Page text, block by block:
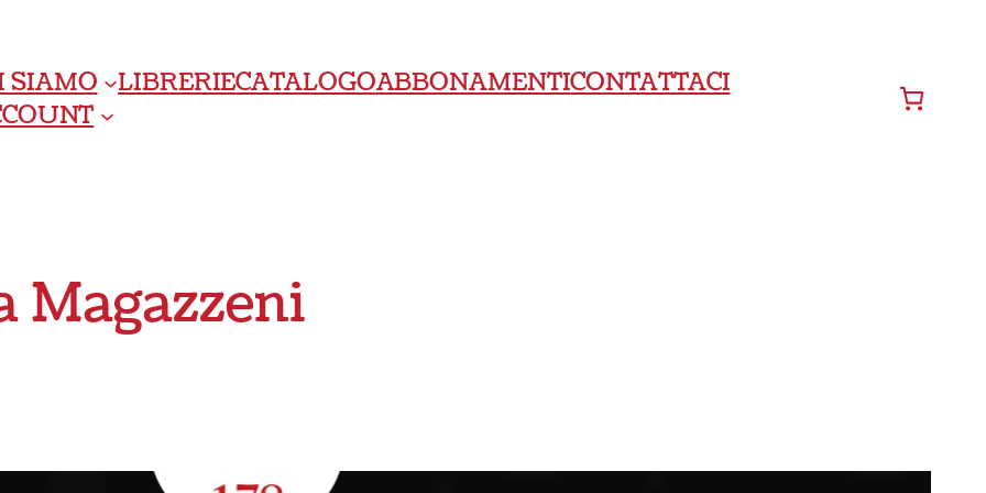
SIAMO LIBRERIECATALOGOABBONAMENTICONTATTACI
Magazzeni